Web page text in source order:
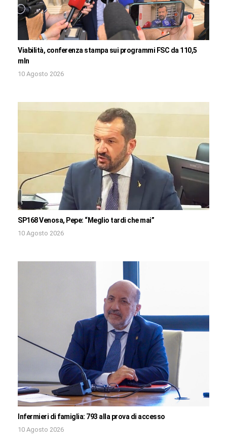
Viabilità, conferenza stampa sui programmi FSC da 110,5
mln
10 Agosto 2026
SP168 Venosa, Pepe: “Meglio tardi che mai”
10 Agosto 2026
Infermieri di famiglia: 793 alla prova di accesso
10 Agosto 2026